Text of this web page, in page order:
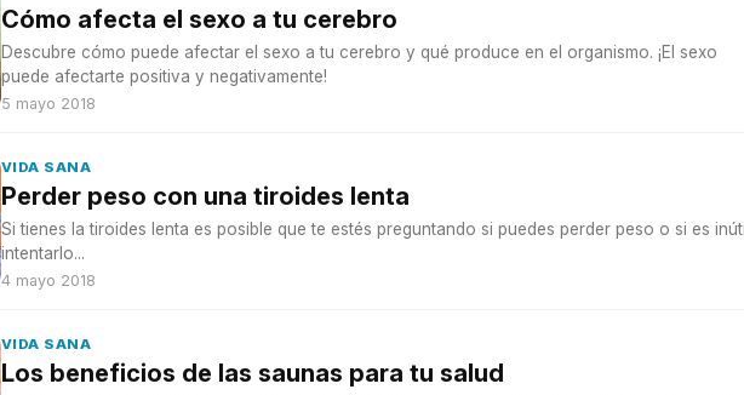
Cómo afecta el sexo a tu cerebro
Descubre cómo puede afectar el sexo a tu cerebro y qué produce en el organismo. ¡El sexo
puede afectarte positiva y negativamente!
5 mayo 2018
VIDA SANA
Perder peso con una tiroides lenta
Si tienes la tiroides lenta es posible que te estés preguntando si puedes perder peso o si es
intentarlo...
4 mayo 2018
VIDA SANA
Los beneficios de las saunas para tu salud